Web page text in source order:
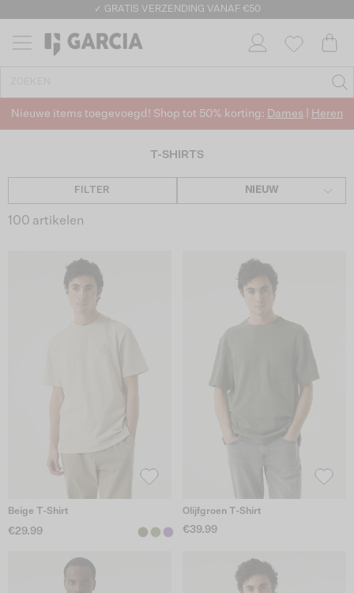
✓ GRATIS VERZENDING VANAF €50
Nieuwe items toegevoegd! Shop tot 50% korting: Dames Heren
T-SHIRTS
FILTER NIEUW
100 artikelen
Beige T-Shirt
€29.99
Olijfgroen T-Shirt
€39.99